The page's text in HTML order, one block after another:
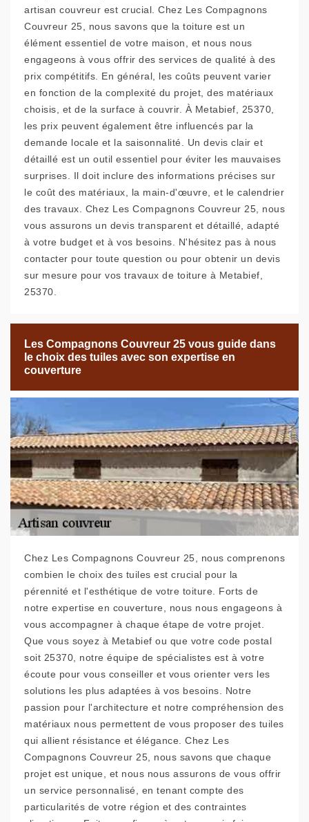
artisan couvreur est crucial. Chez Les Compagnons
Couvreur 25, nous savons que la toiture est un
élément essentiel de votre maison, et nous nous
engageons à vous offrir des services de qualité à des
prix compétitifs. En général, les coûts peuvent varier
en fonction de la complexité du projet, des matériaux
choisis, et de la surface à couvrir. À Metabief, 25370,
les prix peuvent également être influencés par la
demande locale et la saisonnalité. Un devis clair et
détaillé est un outil essentiel pour éviter les mauvaises
surprises. Il doit inclure des informations précises sur
le coût des matériaux, la main-d'œuvre, et le calendrier
des travaux. Chez Les Compagnons Couvreur 25, nous
vous assurons un devis transparent et détaillé, adapté
à votre budget et à vos besoins. N'hésitez pas à nous
contacter pour toute question ou pour obtenir un devis
sur mesure pour vos travaux de toiture à Metabief,
25370.
Les Compagnons Couvreur 25 vous guide dans
le choix des tuiles avec son expertise en
couverture
Chez Les Compagnons Couvreur 25, nous comprenons
combien le choix des tuiles est crucial pour la
pérennité et l'esthétique de votre toiture. Forts de
notre expertise en couverture, nous nous engageons à
vous accompagner à chaque étape de votre projet.
Que vous soyez à Metabief ou que votre code postal
soit 25370, notre équipe de spécialistes est à votre
écoute pour vous conseiller et vous orienter vers les
solutions les plus adaptées à vos besoins. Notre
passion pour l'architecture et notre compréhension des
matériaux nous permettent de vous proposer des tuiles
qui allient résistance et élégance. Chez Les
Compagnons Couvreur 25, nous savons que chaque
projet est unique, et nous nous assurons de vous offrir
un service personnalisé, en tenant compte des
particularités de votre région et des contraintes